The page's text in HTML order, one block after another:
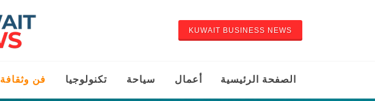
KUWAIT BUSINESS NEWS
الصفحة الرئيسية أعمال سياحة تكنولوجيا فن وثقافة